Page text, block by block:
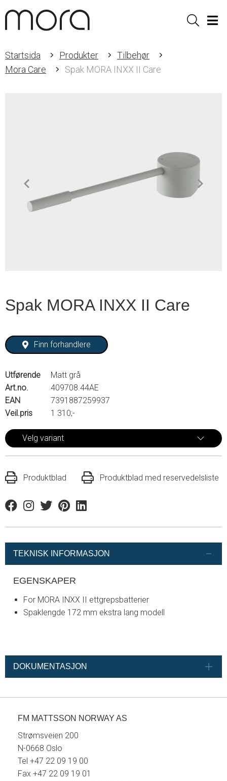
Sök
Startsida Produkter
Tilbehør
Mora Care
Spak MORA INXX II Care
Spak MORA INXX II Care
Finn forhandlere
Utførende
Matt grå
Art.no.
409708.44AE
EAN
7391887259937
Veil.pris
1 310;-
Velg variant
Produktblad Produktblad med reservedelsliste
FacebookInstagram
TwitterPinterestLinkedin
TEKNISK INFORMASJON
EGENSKAPER
For MORA INXX II ettgrepsbatterier
Spaklengde 172 mm ekstra lang modell
DOKUMENTASJON
FM MATTSSON NORWAY AS
Strømsveien 200
N-0668 Oslo
Tel +47 22 09 19 00
Fax +47 22 09 19 01